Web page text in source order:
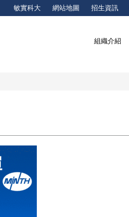
敏實科大 網站地圖 招生資訊
組織介紹